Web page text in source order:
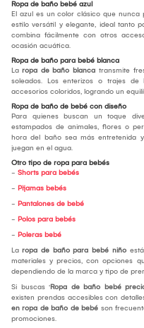
Ropa de baño bebé azul
El azul es un color clásico que nunca
estilo versátil y elegante, ideal tanto
combina fácilmente con otros
ocasión acuática.
Ropa de baño para bebé blanca
La ropa de baño blanca transmite
soleados. Los enterizos o trajes
accesorios coloridos, logrando un
Ropa de baño de bebé con diseño
Para quienes buscan un toque
estampados de animales, flores o
hora del baño sea más entretenida
juegan en el agua.
Otro tipo de ropa para bebés
- Shorts para bebés
- Pijamas bebés
- Pantalones de bebé
- Polos para bebés
- Poleras bebé
La ropa de baño para bebé niño
materiales y precios, con opciones
dependiendo de la marca y tipo de
Si buscas ‘Ropa de baño bebé
existen prendas accesibles con
en ropa de baño de bebé son
promociones.